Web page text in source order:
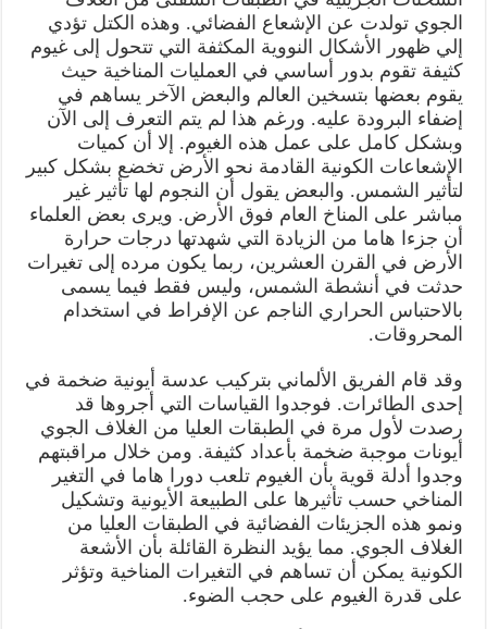
الجوي تولدت عن الإشعاع الفضائي. وهذه الكتل تؤدي
إلي ظهور الأشكال النووية المكثفة التي تتحول إلى غيوم
كثيفة تقوم بدور أساسي في العمليات المناخية حيث
يقوم بعضها بتسخين العالم والبعض الآخر يساهم في
إضفاء البرودة عليه. ورغم هذا لم يتم التعرف إلى الآن
وبشكل كامل على عمل هذه الغيوم. إلا أن كميات
الإشعاعات الكونية القادمة نحو الأرض تخضع بشكل كبير
لتأثير الشمس. والبعض يقول أن النجوم لها تأثير غير
مباشر على المناخ العام فوق الأرض. ويرى بعض العلماء
أن جزءا هاما من الزيادة التي شهدتها درجات حرارة
الأرض في القرن العشرين، ربما يكون مرده إلى تغيرات
حدثت في أنشطة الشمس، وليس فقط فيما يسمى
بالاحتباس الحراري الناجم عن الإفراط في استخدام
المحروقات.
وقد قام الفريق الألماني بتركيب عدسة أيونية ضخمة في
إحدى الطائرات. فوجدوا القياسات التي أجروها قد
رصدت لأول مرة في الطبقات العليا من الغلاف الجوي
أيونات موجبة ضخمة بأعداد كثيفة. ومن خلال مراقبتهم
وجدوا أدلة قوية بأن الغيوم تلعب دورا هاما في التغير
المناخي حسب تأثيرها على الطبيعة الأيونية وتشكيل
ونمو هذه الجزيئات الفضائية في الطبقات العليا من
الغلاف الجوي. مما يؤيد النظرة القائلة بأن الأشعة
الكونية يمكن أن تساهم في التغيرات المناخية وتؤثر
على قدرة الغيوم على حجب الضوء.